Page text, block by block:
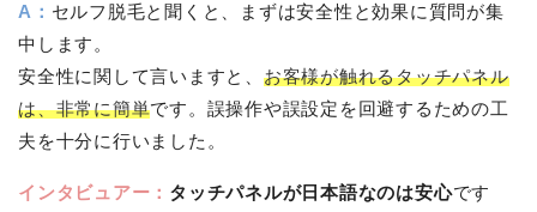
A： セルフ脱毛と聞くと、まずは安全性と効果に質問が集
中します。
安全性に関して言いますと、 お客様が触れるタッチパネル
は、非常に簡単です。誤操作や誤設定を回避するための工
夫を十分に行いました。
インタビュアー： タッチパネルが日本語なのは安心です